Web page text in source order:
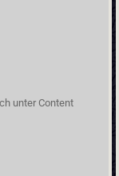
unter Content